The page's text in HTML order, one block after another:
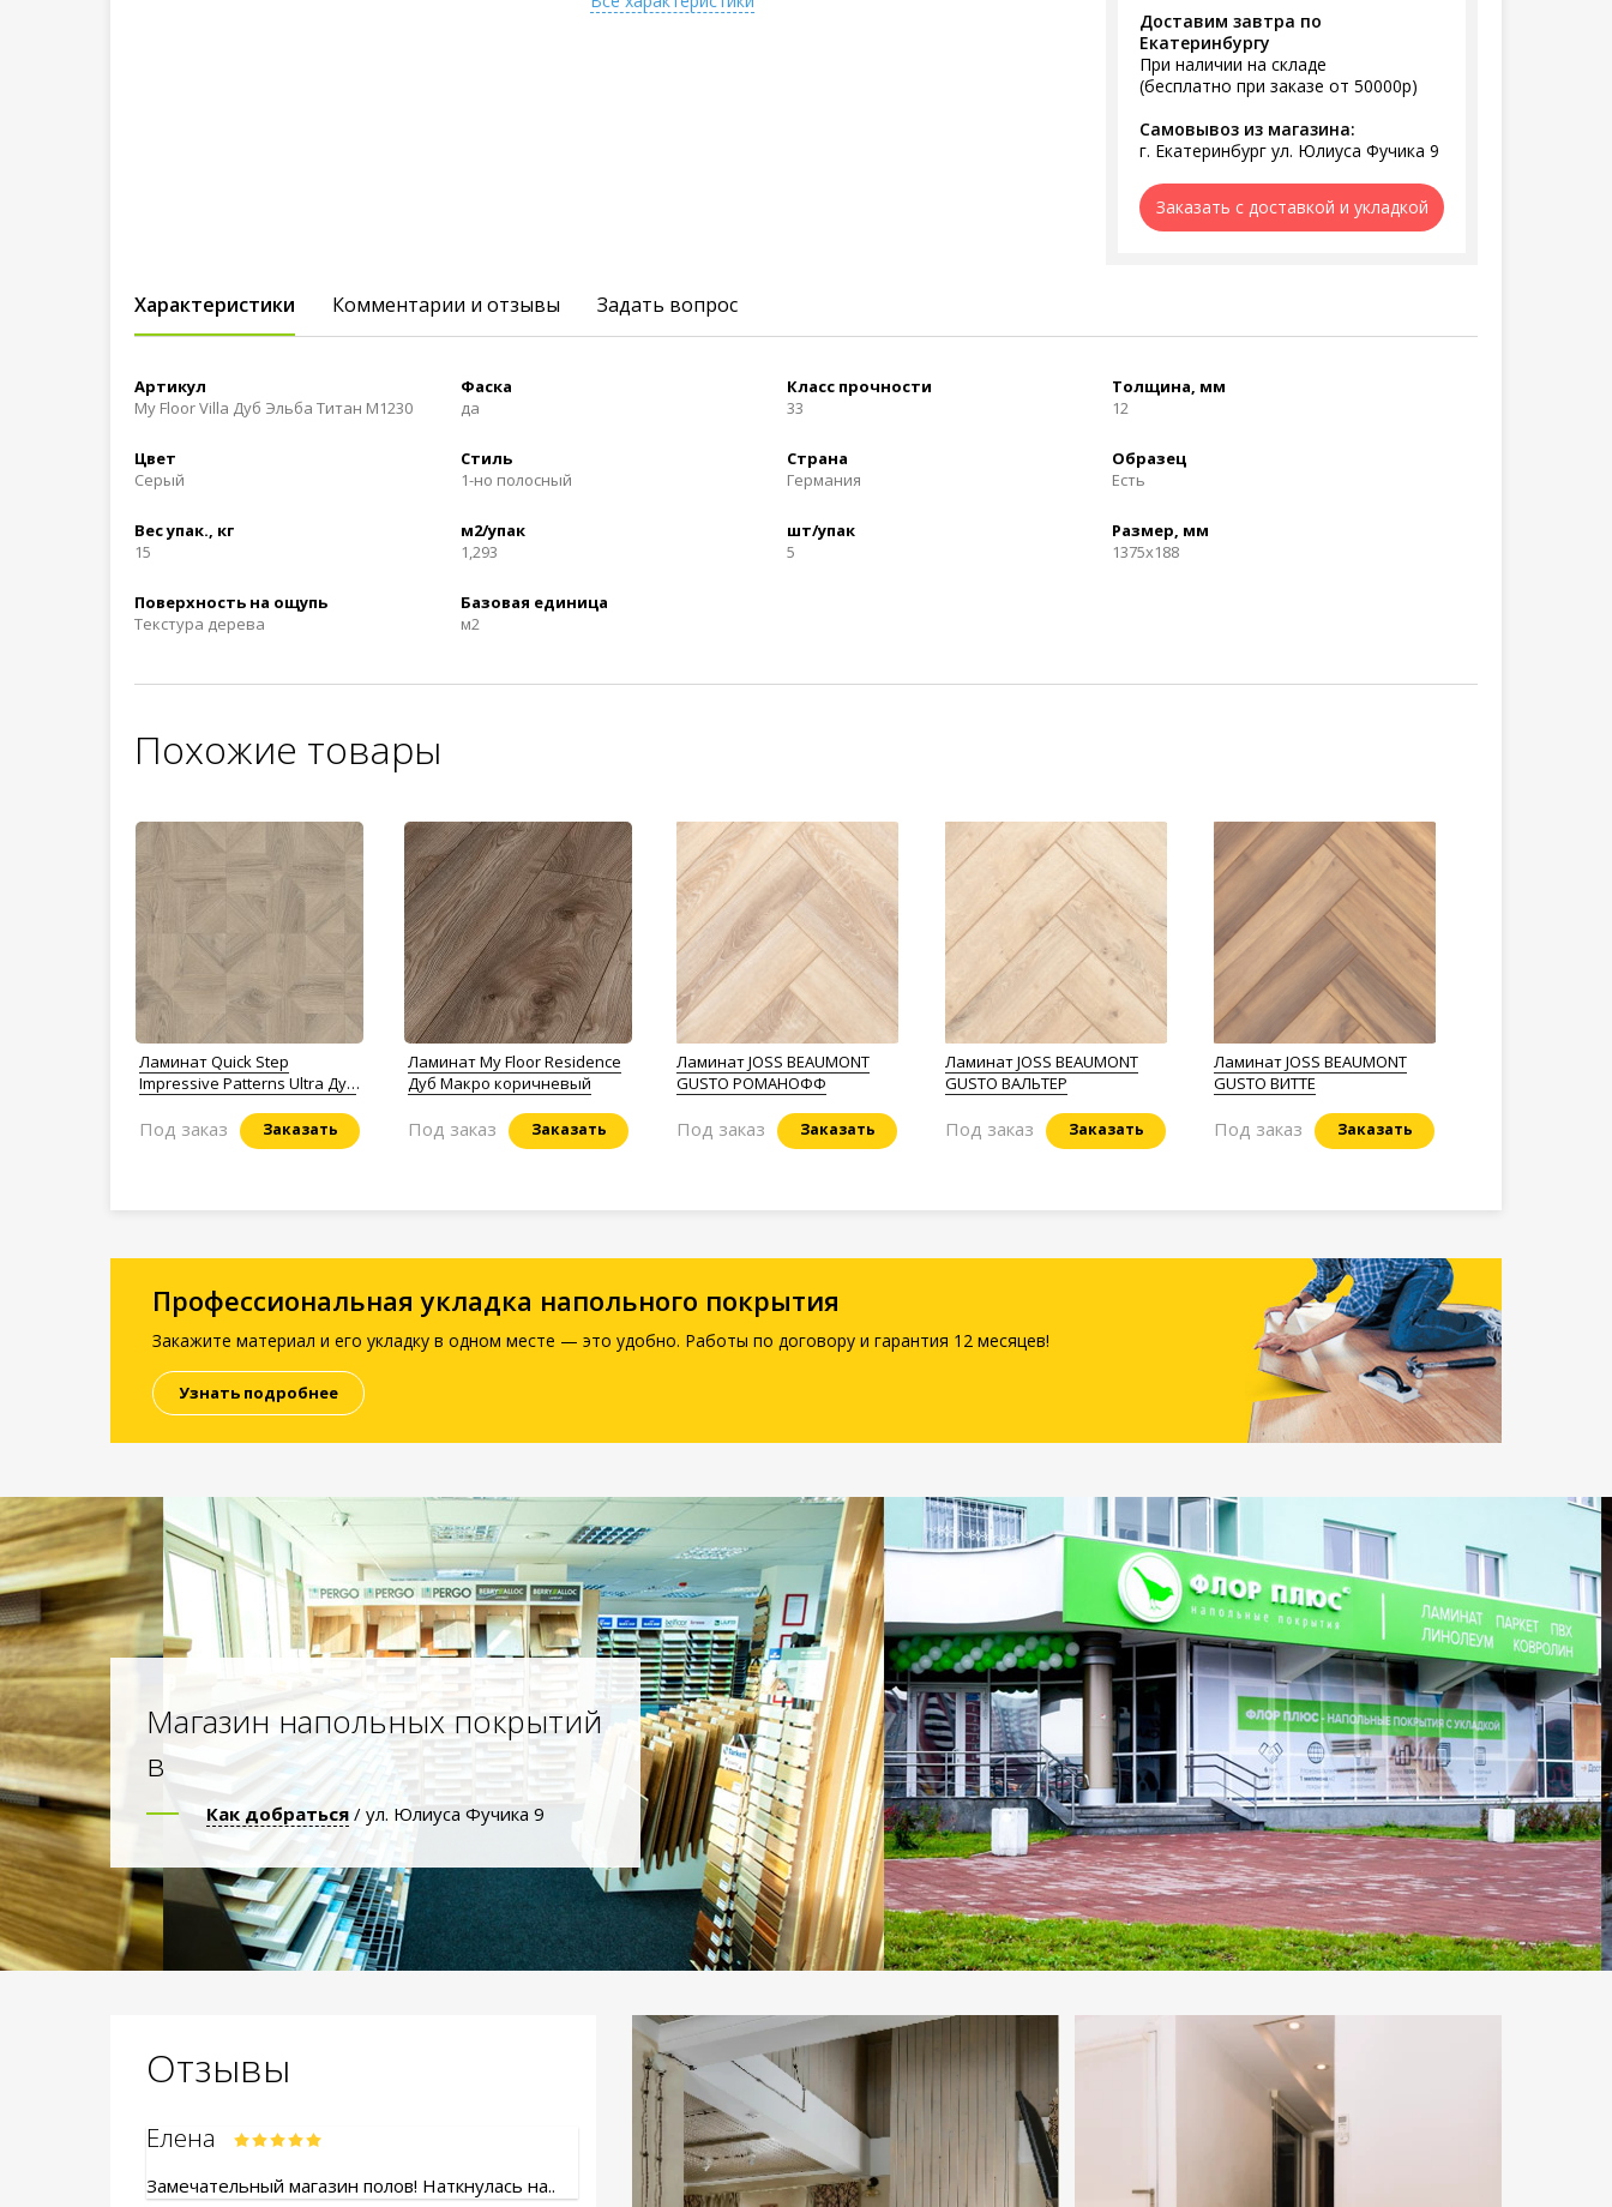
Доставим завтра по
Екатеринбургу
При наличии на складе
(бесплатно при заказе от 50000р)
Самовывоз из магазина:
г. Екатеринбург ул. Юлиуса Фучика 9
Заказать с доставкой и укладкой
Характеристики Комментарии и отзывы Задать вопрос
Артикул
My Floor Villa Дуб Эльба Титан M1230
Фаска
да
Класс прочности
33
Толщина, мм
12
Цвет
Cерый
Стиль
1-но полосный
Страна
Германия
Образец
Есть
Вес упак., кг
15
м2/упак
1,293
шт/упак
5
Размер, мм
1375x188
Поверхность на ощупь
Текстура дерева
Базовая единица
м2
Похожие товары
Ламинат Quick Step
Impressive Patterns Ultra Дуб
брашированныйЗаказать
Под заказ
Ламинат My Floor Residence
Дуб Макро коричневый
Заказать
Под заказ
Ламинат JOSS BEAUMONT
GUSTO РОМАНОФФ
Заказать
Под заказ
Ламинат JOSS BEAUMONT
GUSTO ВАЛЬТЕР
Заказать
Под заказ
Ламинат JOSS BEAUMONT
GUSTO ВИТТЕ
Заказать
Под заказ
Профессиональная укладка напольного покрытия
Закажите материал и его укладку в одном месте — это удобно. Работы по договору и гарантия 12 месяцев!
Узнать подробнее
Магазин напольных покрытий
в
Как добраться / ул. Юлиуса Фучика 9
Отзывы
Елена
Замечательный магазин полов! Наткнулась на..